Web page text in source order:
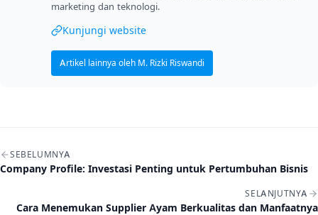
marketing dan teknologi.
Kunjungi website
Artikel lainnya oleh M. Rizki Riswandi
Navigasi artikel
SEBELUMNYA
Company Profile: Investasi Penting untuk Pertumbuhan Bisnis
SELANJUTNYA
Cara Menemukan Supplier Ayam Berkualitas dan Manfaatnya